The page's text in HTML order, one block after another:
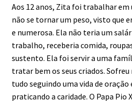
Aos 12 anos, Zita foi trabalhar em
não se tornar um peso, visto que
e numerosa. Ela não teria um
trabalho, receberia comida,
sustento. Ela foi servir a uma
tratar bem os seus criados.
tudo seguindo uma vida de
praticando a caridade. O Papa Pio